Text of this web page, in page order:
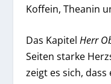
Koffein, Theanin
Das Kapitel Herr
Seiten starke
zeigt es sich, dass